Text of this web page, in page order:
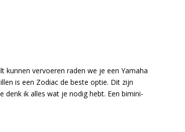
kunnen vervoeren raden we je een Yamaha
is een Zodiac de beste optie. Dit zijn
ik alles wat je nodig hebt. Een bimini-